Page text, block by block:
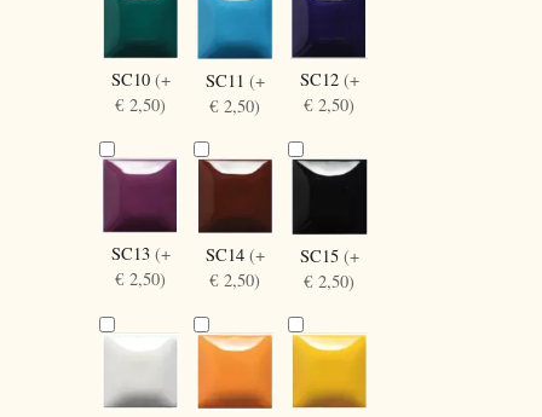
SC10 (+
€ 2,50)
SC11 (+
€ 2,50)
SC12 (+
€ 2,50)
SC13 (+
€ 2,50)
SC14 (+
€ 2,50)
SC15 (+
€ 2,50)